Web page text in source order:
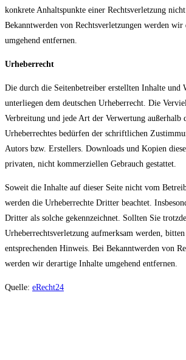
konkrete Anhaltspunkte einer Rechtsverletzung
Bekanntwerden von Rechtsverletzungen werden
umgehend entfernen.
Urheberrecht
Die durch die Seitenbetreiber erstellten Inhalte und
unterliegen dem deutschen Urheberrecht. Die
Verbreitung und jede Art der Verwertung außerhalb
Urheberrechtes bedürfen der schriftlichen
Autors bzw. Erstellers. Downloads und Kopien
privaten, nicht kommerziellen Gebrauch gestattet.
Soweit die Inhalte auf dieser Seite nicht vom
werden die Urheberrechte Dritter beachtet.
Dritter als solche gekennzeichnet. Sollten Sie
Urheberrechtsverletzung aufmerksam werden,
entsprechenden Hinweis. Bei Bekanntwerden von
werden wir derartige Inhalte umgehend entfernen.
Quelle: eRecht24